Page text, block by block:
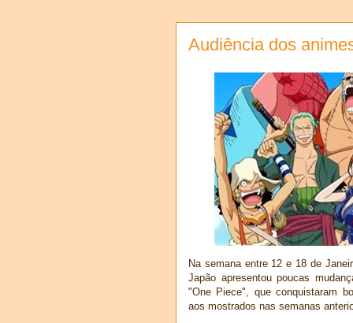
Audiência dos
Na semana entre 12 e 18 de
Japão apresentou poucas
"One Piece", que conquistaram
aos mostrados nas semanas